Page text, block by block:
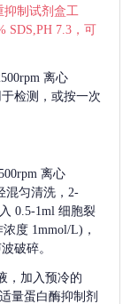
制试剂盒工
SDS,PH 7.3，可
离心
检测，或按一次
离心
混匀清洗，2-
0.5-1ml 细胞裂
度 1mmol/L)，
破碎。
，加入预冷的
量蛋白酶抑制剂